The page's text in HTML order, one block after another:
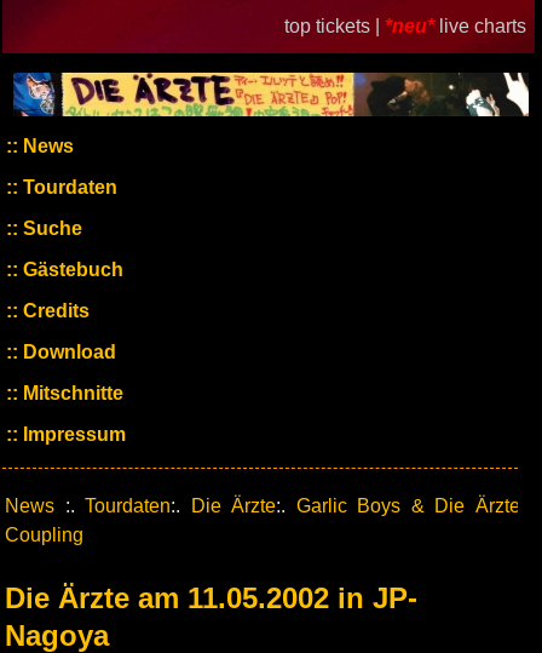
top tickets | *neu* live charts
News
Tourdaten
Suche
Gästebuch
Credits
Download
Mitschnitte
Impressum
News :.Tourdaten:. Die Ärzte:. Garlic Boys & Die Ärzte
Coupling
Die Ärzte am 11.05.2002 in JP-
Nagoya